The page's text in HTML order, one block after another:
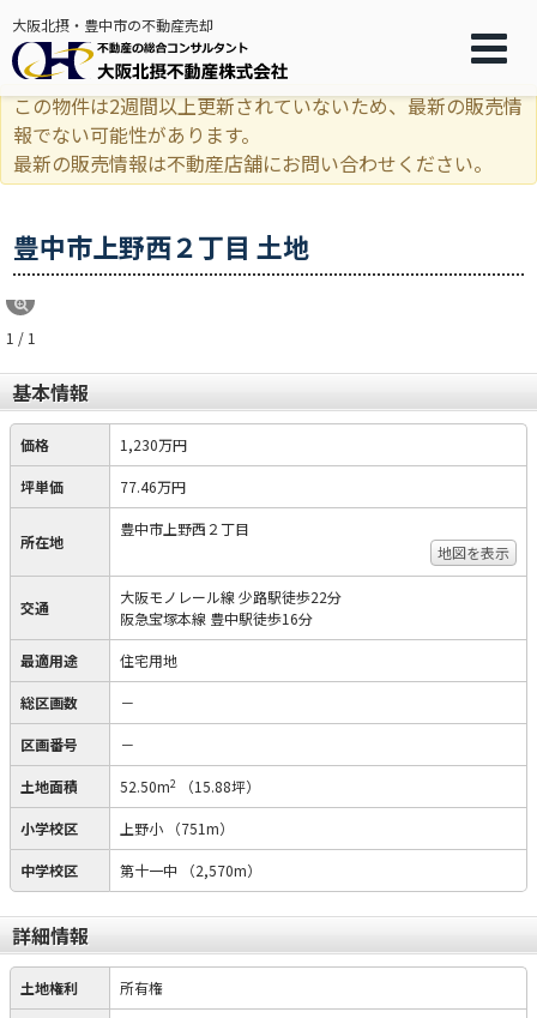
大阪北摂・豊中市の不動産売却
この物件は2週間以上更新されていないため、最新の販売情
報でない可能性があります。
最新の販売情報は不動産店舗にお問い合わせください。
豊中市上野西２丁目 土地
1 / 1
基本情報
価格 1,230万円
坪単価 77.46万円
所在地
豊中市上野西２丁目
地図を表示
交通
大阪モノレール線 少路駅徒歩22分
阪急宝塚本線 豊中駅徒歩16分
最適用途 住宅用地
総区画数 －
区画番号 －
土地面積 52.50m2 （15.88坪）
小学校区 上野小 （751m）
中学校区 第十一中 （2,570m）
詳細情報
土地権利 所有権